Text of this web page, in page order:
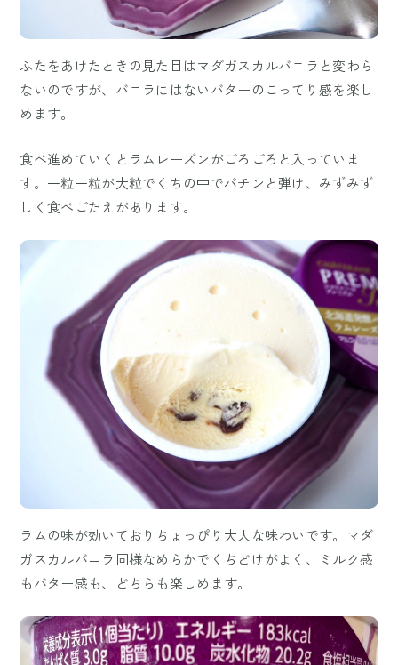
ふたをあけたときの見た目はマダガスカルバニラと変わら
ないのですが、バニラにはないバターのこってり感を楽し
めます。
食べ進めていくとラムレーズンがごろごろと入っていま
す。一粒一粒が大粒でくちの中でパチンと弾け、みずみず
しく食べごたえがあります。
ラムの味が効いておりちょっぴり大人な味わいです。マダ
ガスカルバニラ同様なめらかでくちどけがよく、ミルク感
もバター感も、どちらも楽しめます。